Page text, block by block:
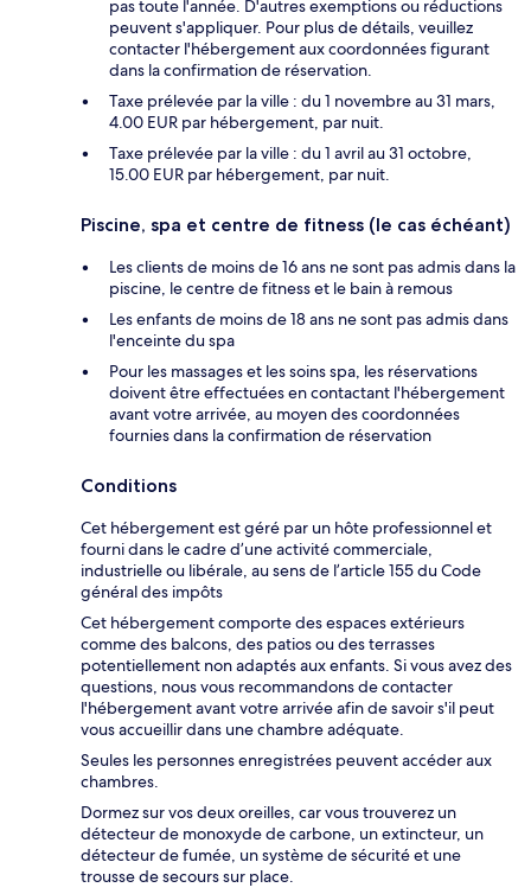
pas toute l'année. D'autres exemptions ou réductions
peuvent s'appliquer. Pour plus de détails, veuillez
contacter l'hébergement aux coordonnées figurant
dans la confirmation de réservation.
Taxe prélevée par la ville : du 1 novembre au 31 mars,
4.00 EUR par hébergement, par nuit.
Taxe prélevée par la ville : du 1 avril au 31 octobre,
15.00 EUR par hébergement, par nuit.
Piscine, spa et centre de fitness (le cas échéant)
Les clients de moins de 16 ans ne sont pas admis dans la
piscine, le centre de fitness et le bain à remous
Les enfants de moins de 18 ans ne sont pas admis dans
l'enceinte du spa
Pour les massages et les soins spa, les réservations
doivent être effectuées en contactant l'hébergement
avant votre arrivée, au moyen des coordonnées
fournies dans la confirmation de réservation
Conditions
Cet hébergement est géré par un hôte professionnel et
fourni dans le cadre d’une activité commerciale,
industrielle ou libérale, au sens de l’article 155 du Code
général des impôts
Cet hébergement comporte des espaces extérieurs
comme des balcons, des patios ou des terrasses
potentiellement non adaptés aux enfants. Si vous avez des
questions, nous vous recommandons de contacter
l'hébergement avant votre arrivée afin de savoir s'il peut
vous accueillir dans une chambre adéquate.
Seules les personnes enregistrées peuvent accéder aux
chambres.
Dormez sur vos deux oreilles, car vous trouverez un
détecteur de monoxyde de carbone, un extincteur, un
détecteur de fumée, un système de sécurité et une
trousse de secours sur place.